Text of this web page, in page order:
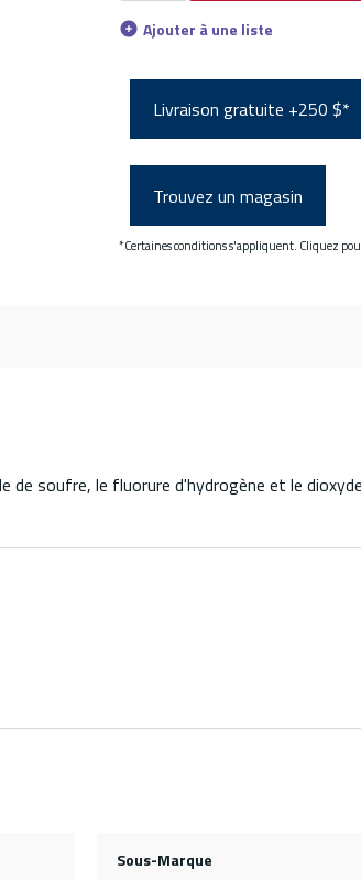
Ajouter à une liste
Livraison gratuite +250 $*
Trouvez un magasin
*Certaines conditions s'appliquent. Cliquez
de soufre, le fluorure d'hydrogène et le
Sous-Marque